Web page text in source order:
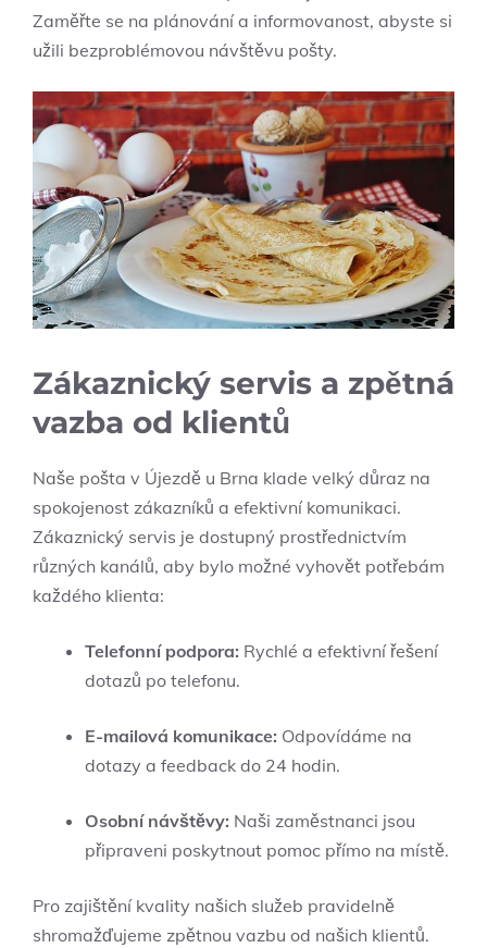
Zaměřte se na plánování a informovanost, abyste si
užili bezproblémovou návštěvu pošty.
Zákaznický servis a zpětná
vazba od klientů
Naše pošta v Újezdě u Brna klade velký důraz na
spokojenost zákazníků a efektivní komunikaci.
Zákaznický servis je dostupný prostřednictvím
různých kanálů, aby bylo možné vyhovět potřebám
každého klienta:
Telefonní podpora: Rychlé a efektivní řešení
dotazů po telefonu.
E-mailová komunikace: Odpovídáme na
dotazy a feedback do 24 hodin.
Osobní návštěvy: Naši zaměstnanci jsou
připraveni poskytnout pomoc přímo na místě.
Pro zajištění kvality našich služeb pravidelně
shromažďujeme zpětnou vazbu od našich klientů.